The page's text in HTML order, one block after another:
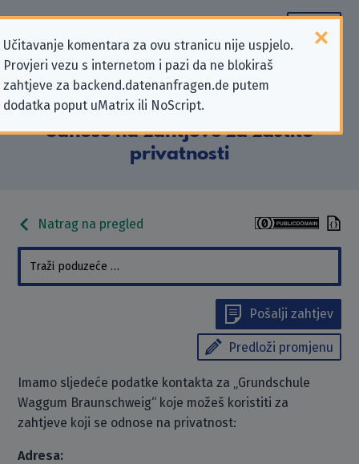
Učitavanje komentara za ovu stranicu nije uspjelo.
Provjeri vezu s internetom i pazi da ne blokiraš
zahtjeve za backend.datenanfragen.de putem
dodatka poput uMatrix ili NoScript.
Podaci kontakta „Grundschule
Waggum Braunschweig” koji se
odnose na zahtjeve za zaštitu
privatnosti
Natrag na pregled
Pošalji zahtjev
Predloži promjenu
Imamo sljedeće podatke kontakta za „Grundschule
Waggum Braunschweig“ koje možeš koristiti za
zahtjeve koji se odnose na privatnost:
Adresa: